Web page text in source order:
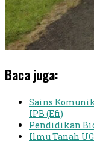
Baca juga:
Sains
IPB (Efi)
Pendidikan
Ilmu Tanah